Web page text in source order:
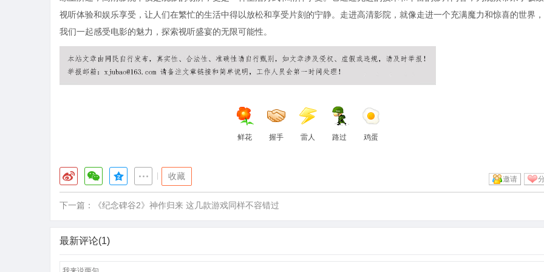
视听体验和娱乐享受，让人们在繁忙的生活中得以放松和享受片刻的宁静。走进高清影院，就像走进一个充满魔力和惊喜的世界
我们一起感受电影的魅力，探索视听盛宴的无限可能性。
鲜花 握手 雷人 路过 鸡蛋
收藏 邀请
下一篇： 《纪念碑谷2》神作归来 这几款游戏同样不容错过
最新评论(1)